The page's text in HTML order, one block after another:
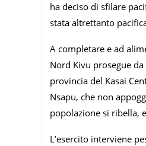
ha deciso di sfilare
stata altrettanto
A completare e ad
Nord Kivu prosegue
provincia del Kasai
Nsapu, che non
popolazione si ribella,
L’esercito interviene